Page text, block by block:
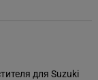
для Suzuki